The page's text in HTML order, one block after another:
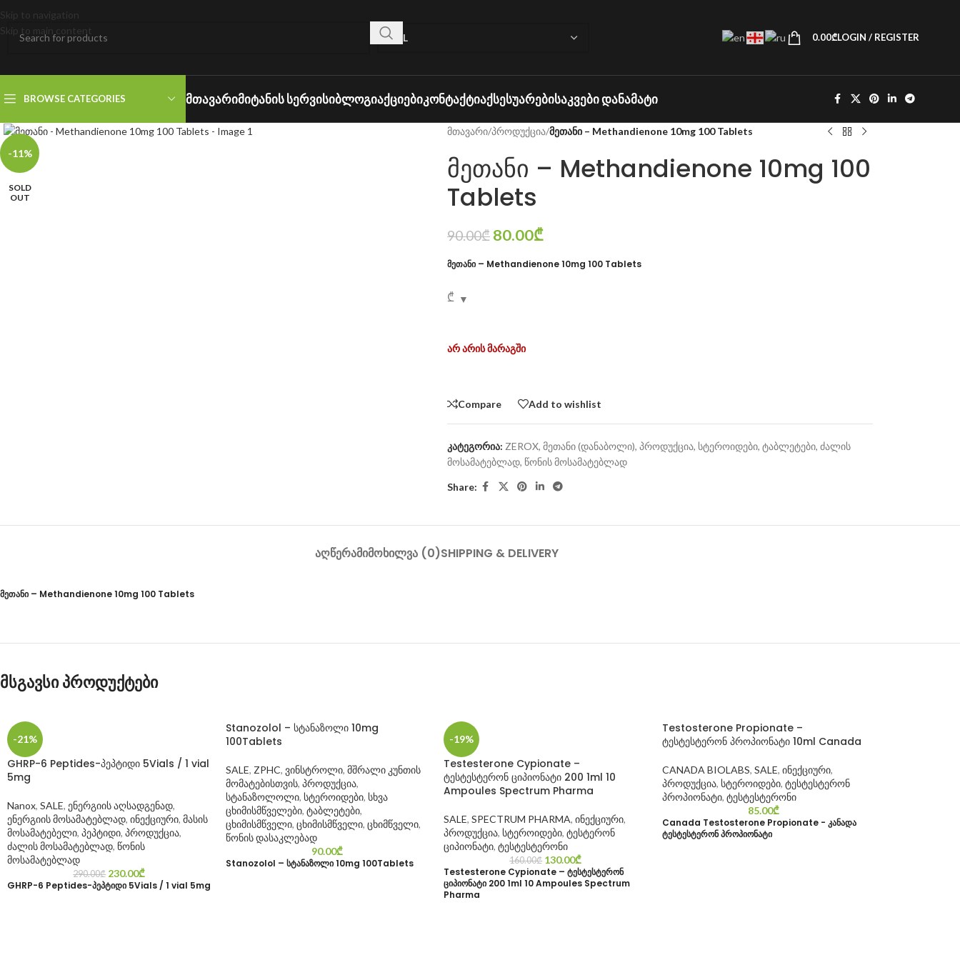
Skip to navigation
Skip to main content
0.00₾LOGIN / REGISTER
BROWSE CATEGORIES ᲛᲗᲐᲕᲐᲠᲘᲛᲘᲢᲐᲜᲘᲡ ᲡᲔᲠᲕᲘᲡᲘᲑᲚᲝᲒᲘᲐᲥᲪᲘᲔᲑᲘᲙᲝᲜᲢᲐᲥᲢᲘᲐᲥᲡᲔᲡᲣᲐᲠᲔᲑᲘᲡᲐᲙᲕᲔᲑᲘ ᲓᲐᲜᲐᲛᲐᲢᲘ
-11%
SOLD
OUT
მთავარი/პროდუქცია/მეთანი – Methandienone 10mg 100 Tablets
მეთანი – Methandienone 10mg 100
Tablets
90.00₾ 80.00₾
მეთანი – Methandienone 10mg 100 Tablets
₾
არ არის მარაგში
Compare Add to wishlist
კატეგორია: ZEROX, მეთანი (დანაბოლი), პროდუქცია, სტეროიდები, ტაბლეტები, ძალის
მოსამატებლად, წონის მოსამატებლად
Share:
ᲐᲦᲬᲔᲠᲐᲛᲘᲛᲝᲮᲘᲚᲕᲐ (0)SHIPPING & DELIVERY
მეთანი – Methandienone 10mg 100 Tablets
მსგავსი პროდუქტები
-21%
GHRP-6 Peptides-პეპტიდი 5Vials / 1 vial
5mg
Nanox, SALE, ენერგიის აღსადგენად,
ენერგიის მოსამატებლად, ინექციური, მასის
მოსამატებელი, პეპტიდი, პროდუქცია,
ძალის მოსამატებლად, წონის
მოსამატებლად
290.00₾ 230.00₾
GHRP-6 Peptides-პეპტიდი 5Vials / 1 vial 5mg
Stanozolol – სტანაზოლი 10mg
100Tablets
SALE, ZPHC, ვინსტროლი, მშრალი კუნთის
მომატებისთვის, პროდუქცია,
სტანაზოლოლი, სტეროიდები, სხვა
ცხიმისმწველები, ტაბლეტები,
ცხიმისმწველი, ცხიმისმწველი, ცხიმწველი,
წონის დასაკლებად
90.00₾
Stanozolol – სტანაზოლი 10mg 100Tablets
-19%
Testesterone Cypionate –
ტესტესტერონ ციპიონატი 200 1ml 10
Ampoules Spectrum Pharma
SALE, SPECTRUM PHARMA, ინექციური,
პროდუქცია, სტეროიდები, ტესტერონ
ციპიონატი, ტესტესტერონი
160.00₾ 130.00₾
Testesterone Cypionate – ტესტესტერონ
ციპიონატი 200 1ml 10 Ampoules Spectrum
Pharma
Testosterone Propionate –
ტესტესტერონ პროპიონატი 10ml Canada
CANADA BIOLABS, SALE, ინექციური,
პროდუქცია, სტეროიდები, ტესტესტერონ
პროპიონატი, ტესტესტერონი
85.00₾
Canada Testosterone Propionate - კანადა
ტესტესტერონ პროპიონატი